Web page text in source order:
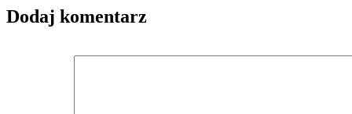
Dodaj komentarz